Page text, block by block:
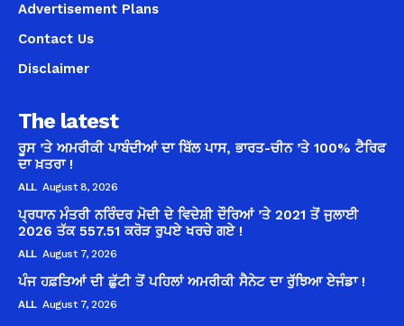
Advertisement Plans
Contact Us
Disclaimer
The latest
ਰੂਸ ’ਤੇ ਅਮਰੀਕੀ ਪਾਬੰਦੀਆਂ ਦਾ ਬਿੱਲ ਪਾਸ, ਭਾਰਤ-ਚੀਨ ’ਤੇ 100% ਟੈਰਿਫ
ਦਾ ਖ਼ਤਰਾ !
ALL August 8, 2026
ਪ੍ਰਧਾਨ ਮੰਤਰੀ ਨਰਿੰਦਰ ਮੋਦੀ ਦੇ ਵਿਦੇਸ਼ੀ ਦੌਰਿਆਂ ’ਤੇ 2021 ਤੋਂ ਜੁਲਾਈ
2026 ਤੱਕ 557.51 ਕਰੋੜ ਰੁਪਏ ਖਰਚੇ ਗਏ !
ALL August 7, 2026
ਪੰਜ ਹਫ਼ਤਿਆਂ ਦੀ ਛੁੱਟੀ ਤੋਂ ਪਹਿਲਾਂ ਅਮਰੀਕੀ ਸੈਨੇਟ ਦਾ ਰੁੱਝਿਆ ਏਜੰਡਾ !
ALL August 7, 2026